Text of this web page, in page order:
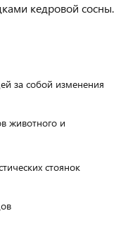
кедровой сосны.
за собой изменения
животного и
стоянок